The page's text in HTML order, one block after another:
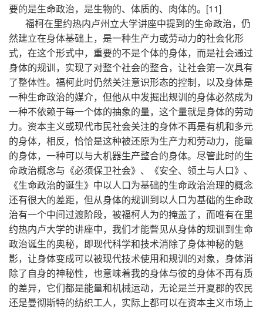
要的是生命政治，是生物的、体质的、肉体的。 [11]
福柯在里约热内卢州立大学讲座中提到的生命政治，仍
然建立在身体基础上，是一种生产力或劳动力的社会化形
式，在这个形式中，重要的不是个体的身体，而是社会通过
身体的规训，实现了对整个社会的整合，让社会第一次具有
了整体性。福柯此时仍然关注意识形态的控制，以及身体是
一种生命政治的媒介，但他从中发掘出规训的身体必然成为
一种不依赖于每一个体的抽象的量，这个量就是身体的劳动
力。资本主义或现代市民社会关注的身体不再是有机和多元
的身体，相反，恰恰是这种被还原为生产力和劳动力，能量
的身体，一种可以与大机器生产整合的身体。尽管此时的生
命政治概念与《必须保卫社会》、《安全、领土与人口》、
《生命政治的诞生》中以人口为基础的生命政治治理的概念
还有很大的差距，但从身体的规训到以人口为基础的生命政
治有一个中间过渡阶段，被福柯人为的掩盖了，而唯有在里
约热内卢大学的讲座中，我们才能瞥见从身体的规训到生命
政治诞生的奥秘，即现代科学和技术消除了身体神秘的魅
影，让身体变成可以被现代技术使用和规训的对象，身体消
除了自身的神秘性，也意味着我的身体与彼的身体不再有质
的差异，它们都是能量和机械运动，无论是兰开夏郡的农民
还是曼彻斯特的纺织工人，实际上都可以在资本主义市场上